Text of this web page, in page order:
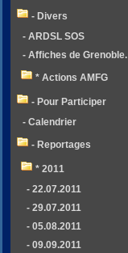
- Divers
- ARDSL SOS
- Affiches de Grenoble.
* Actions AMFG
- Pour Participer
- Calendrier
- Reportages
* 2011
- 22.07.2011
- 29.07.2011
- 05.08.2011
- 09.09.2011